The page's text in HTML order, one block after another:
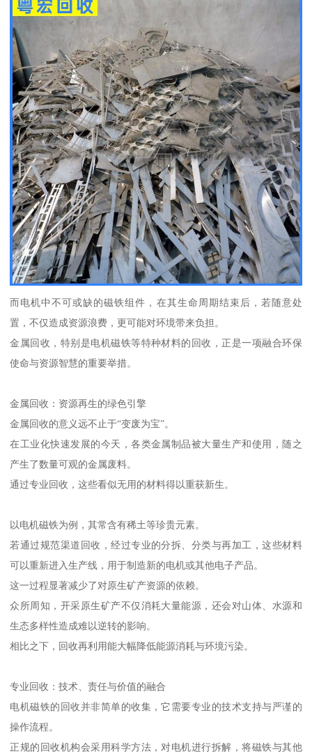
而电机中不可或缺的磁铁组件，在其生命周期结束后，若随意处
置，不仅造成资源浪费，更可能对环境带来负担。
金属回收，特别是电机磁铁等特种材料的回收，正是一项融合环保
使命与资源智慧的重要举措。
金属回收：资源再生的绿色引擎
金属回收的意义远不止于“变废为宝”。
在工业化快速发展的今天，各类金属制品被大量生产和使用，随之
产生了数量可观的金属废料。
通过专业回收，这些看似无用的材料得以重获新生。
以电机磁铁为例，其常含有稀土等珍贵元素。
若通过规范渠道回收，经过专业的分拆、分类与再加工，这些材料
可以重新进入生产线，用于制造新的电机或其他电子产品。
这一过程显著减少了对原生矿产资源的依赖。
众所周知，开采原生矿产不仅消耗大量能源，还会对山体、水源和
生态多样性造成难以逆转的影响。
相比之下，回收再利用能大幅降低能源消耗与环境污染。
专业回收：技术、责任与价值的融合
电机磁铁的回收并非简单的收集，它需要专业的技术支持与严谨的
操作流程。
正规的回收机构会采用科学方法，对电机进行拆解，将磁铁与其他